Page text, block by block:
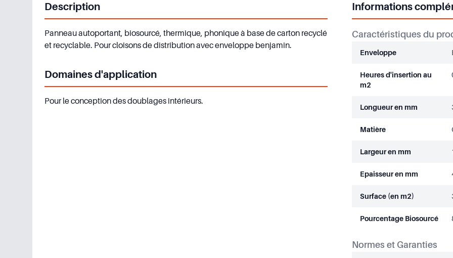
Description
Panneau autoportant, biosourcé, thermique, phonique à base de carton recyclé
et recyclable. Pour cloisons de distribution avec enveloppe benjamin.
Domaines d'application
Pour le conception des doublages intérieurs.
Informations
Caractéristiques du
Enveloppe
Heures d'insertion au
m2
Longueur en mm
Matière
Largeur en mm
Epaisseur en mm
Surface (en m2)
Pourcentage Biosourcé
Normes et Garanties